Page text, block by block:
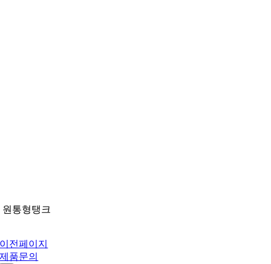
원통형탱크
이전페이지
제품문의